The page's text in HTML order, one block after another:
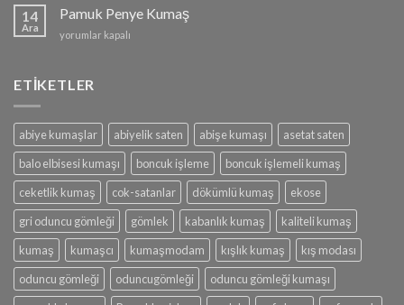
için
14
Ara
Pamuk Penye Kumaş
Pamuk
için
yorumlar kapalı
ETİKETLER
abiye kumaşlar abiyelik saten abişe kumaşı
asetat saten
balo elbisesi kumaşı
boncuk işleme
boncuk işlemeli kumaş
ceketlik kumaş
cok-satanlar dökümlü kumaş
ekose
gri oduncu gömleği
gömlek kabanlık kumaş
kaliteli kumaş
kumaş
kumaşcı kumaşmodam kışlık kumaş
kış modası
oduncu gömleği
oduncugömleği
oduncu gömleği kumaşı